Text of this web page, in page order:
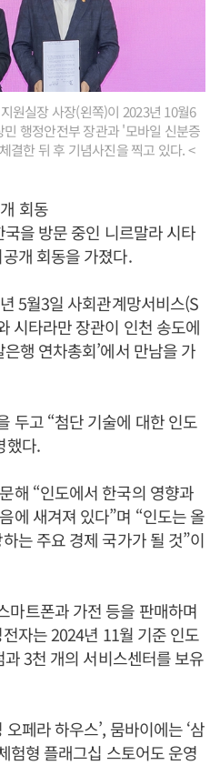
원실장 사장(왼쪽)이 2023년 10월6
행정안전부 장관과 '모바일 신분증
결한 뒤 후 기념사진을 찍고 있다. <
회동
을 방문 중인 니르말라 시타
개 회동을 가졌다.
5월3일 사회관계망서비스(S
시타라만 장관이 인천 송도에
행 연차총회’에서 만남을 가
두고 “첨단 기술에 대한 인도
했다.
해 “인도에서 한국의 영향과
에 새겨져 있다”며 “인도는 올
는 주요 경제 국가가 될 것”이
마트폰과 가전 등을 판매하며
자는 2024년 11월 기준 인도
3천 개의 서비스센터를 보유
페라 하우스’, 뭄바이에는 ‘삼
험형 플래그십 스토어도 운영